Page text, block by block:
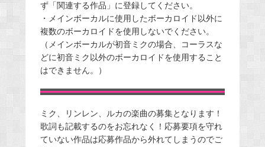
ず「関連する作品」に登録してください。
・メインボーカルに使用したボーカロイド以外に
複数のボーカロイドを使用しないでください。
（メインボーカルが初音ミクの場合、コーラスな
どに初音ミク以外のボーカロイドを使用すること
はできません。）
ミク、リンレン、ルカの楽曲の募集となります！
歌詞も記載するのをお忘れなく！応募要項を守れ
ていない作品は応募作品から外れてしまうのでご